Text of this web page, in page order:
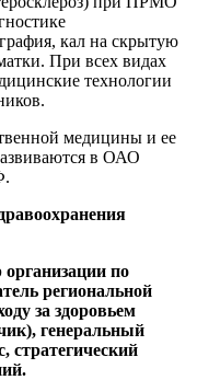
кал на скрытую
При всех видах
технологии
медицины и ее
в ОАО
по
региональной
за здоровьем
генеральный
стратегический